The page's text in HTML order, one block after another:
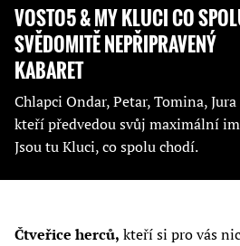
VOSTO5 & MY KLUCI CO
SVĚDOMITĚ NEPŘIPRAVENÝ
KABARET
Chlapci Ondar, Petar, Tomina,
kteří předvedou svůj maximální
Jsou tu Kluci, co spolu chodí.
Čtveřice herců, kteří si pro vás